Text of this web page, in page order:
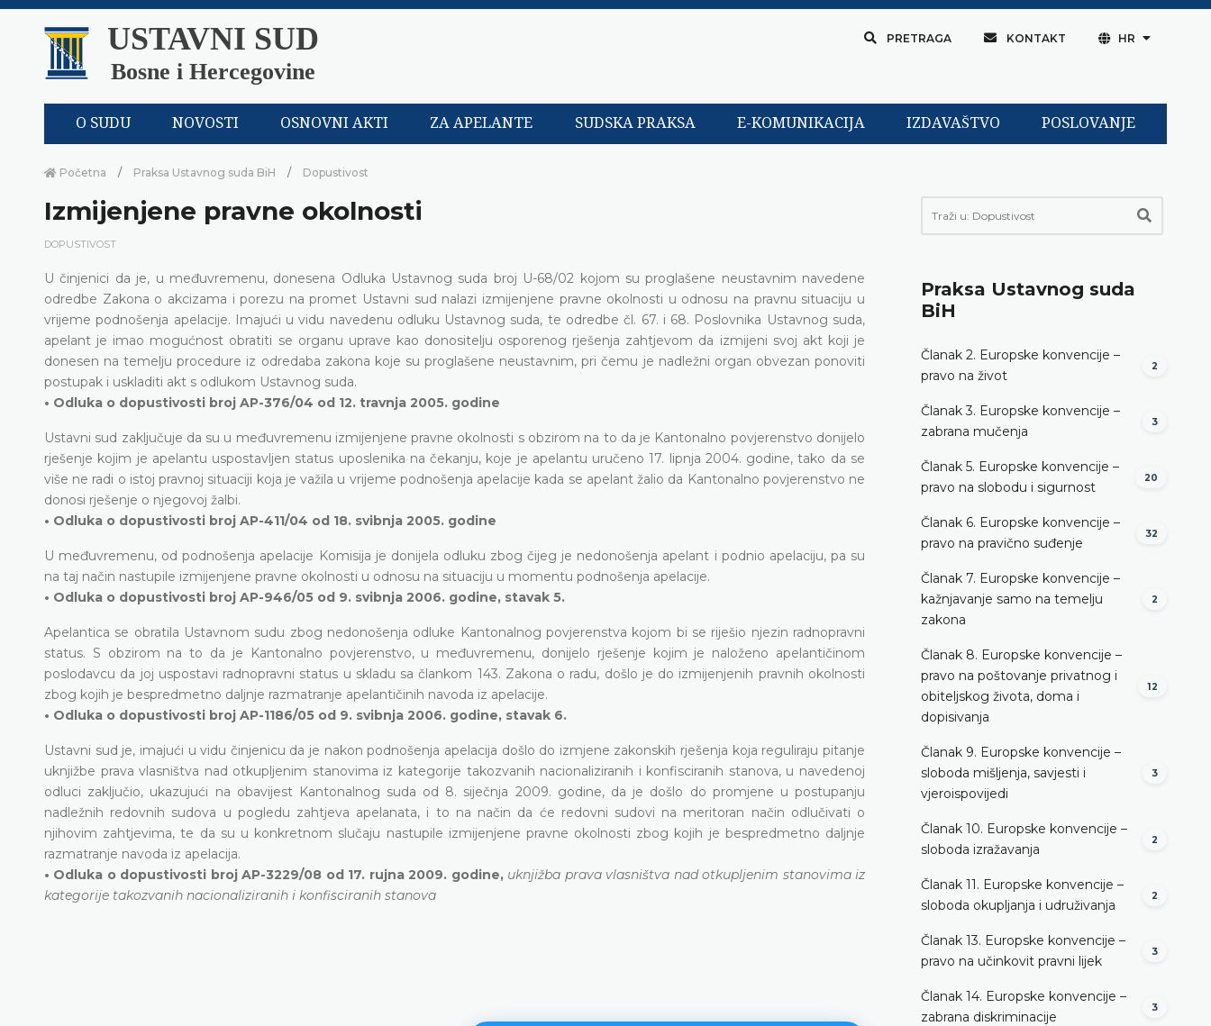
USTAVNI SUD
Bosne i Hercegovine
PRETRAGA KONTAKT HR
O SUDU NOVOSTI OSNOVNI AKTI ZA APELANTE SUDSKA PRAKSA E-KOMUNIKACIJA IZDAVAŠTVO POSLOVANJE
Početna Praksa Ustavnog suda BiH Dopustivost
Izmijenjene pravne okolnosti
DOPUSTIVOST
U činjenici da je, u međuvremenu, donesena Odluka Ustavnog suda broj U-68/02 kojom su proglašene neustavnim navedene
odredbe Zakona o akcizama i porezu na promet Ustavni sud nalazi izmijenjene pravne okolnosti u odnosu na pravnu situaciju u
vrijeme podnošenja apelacije. Imajući u vidu navedenu odluku Ustavnog suda, te odredbe čl. 67. i 68. Poslovnika Ustavnog suda,
apelant je imao mogućnost obratiti se organu uprave kao donositelju osporenog rješenja zahtjevom da izmijeni svoj akt koji je
donesen na temelju procedure iz odredaba zakona koje su proglašene neustavnim, pri čemu je nadležni organ obvezan ponoviti
postupak i uskladiti akt s odlukom Ustavnog suda.
• Odluka o dopustivosti broj AP-376/04 od 12. travnja 2005. godine
Ustavni sud zaključuje da su u međuvremenu izmijenjene pravne okolnosti s obzirom na to da je Kantonalno povjerenstvo donijelo
rješenje kojim je apelantu uspostavljen status uposlenika na čekanju, koje je apelantu uručeno 17. lipnja 2004. godine, tako da se
više ne radi o istoj pravnoj situaciji koja je važila u vrijeme podnošenja apelacije kada se apelant žalio da Kantonalno povjerenstvo ne
donosi rješenje o njegovoj žalbi.
• Odluka o dopustivosti broj AP-411/04 od 18. svibnja 2005. godine
U međuvremenu, od podnošenja apelacije Komisija je donijela odluku zbog čijeg je nedonošenja apelant i podnio apelaciju, pa su
na taj način nastupile izmijenjene pravne okolnosti u odnosu na situaciju u momentu podnošenja apelacije.
• Odluka o dopustivosti broj AP-946/05 od 9. svibnja 2006. godine, stavak 5.
Apelantica se obratila Ustavnom sudu zbog nedonošenja odluke Kantonalnog povjerenstva kojom bi se riješio njezin radnopravni
status. S obzirom na to da je Kantonalno povjerenstvo, u međuvremenu, donijelo rješenje kojim je naloženo apelantičinom
poslodavcu da joj uspostavi radnopravni status u skladu sa člankom 143. Zakona o radu, došlo je do izmijenjenih pravnih okolnosti
zbog kojih je bespredmetno daljnje razmatranje apelantičinih navoda iz apelacije.
• Odluka o dopustivosti broj AP-1186/05 od 9. svibnja 2006. godine, stavak 6.
Ustavni sud je, imajući u vidu činjenicu da je nakon podnošenja apelacija došlo do izmjene zakonskih rješenja koja reguliraju pitanje
uknjižbe prava vlasništva nad otkupljenim stanovima iz kategorije takozvanih nacionaliziranih i konfisciranih stanova, u navedenoj
odluci zaključio, ukazujući na obavijest Kantonalnog suda od 8. siječnja 2009. godine, da je došlo do promjene u postupanju
nadležnih redovnih sudova u pogledu zahtjeva apelanata, i to na način da će redovni sudovi na meritoran način odlučivati o
njihovim zahtjevima, te da su u konkretnom slučaju nastupile izmijenjene pravne okolnosti zbog kojih je bespredmetno daljnje
razmatranje navoda iz apelacija.
• Odluka o dopustivosti broj AP-3229/08 od 17. rujna 2009. godine, uknjižba prava vlasništva nad otkupljenim stanovima iz
kategorije takozvanih nacionaliziranih i konfisciranih stanova
Praksa Ustavnog suda
BiH
Članak 2. Europske konvencije –
pravo na život
2
Članak 3. Europske konvencije –
zabrana mučenja
3
Članak 5. Europske konvencije –
pravo na slobodu i sigurnost
20
Članak 6. Europske konvencije –
pravo na pravično suđenje
32
Članak 7. Europske konvencije –
kažnjavanje samo na temelju
zakona
2
Članak 8. Europske konvencije –
pravo na poštovanje privatnog i
obiteljskog života, doma i
dopisivanja
12
Članak 9. Europske konvencije –
sloboda mišljenja, savjesti i
vjeroispovijedi
3
Članak 10. Europske konvencije –
sloboda izražavanja
2
Članak 11. Europske konvencije –
sloboda okupljanja i udruživanja
2
Članak 13. Europske konvencije –
pravo na učinkovit pravni lijek
3
Članak 14. Europske konvencije –
zabrana diskriminacije
3